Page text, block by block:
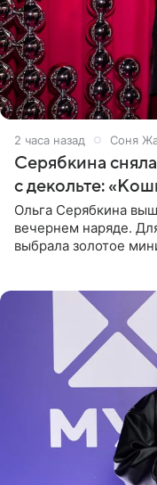
2 часа назад Соня
Серябкина
с декольте:
Ольга Серябкина
вечернем наряде.
выбрала золотое